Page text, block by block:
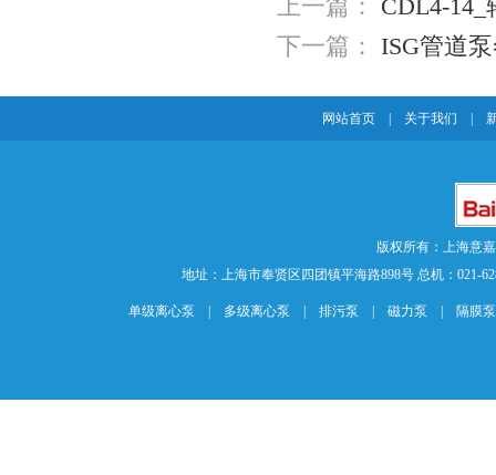
上一篇： CDL4-
下一篇： ISG管道
网站首页 关于我们
版权所有：上海意
地址：上海市奉贤区四团镇平海路898号 总机：021-
单级离心泵 多级离心泵 排污泵 磁力泵 隔膜泵